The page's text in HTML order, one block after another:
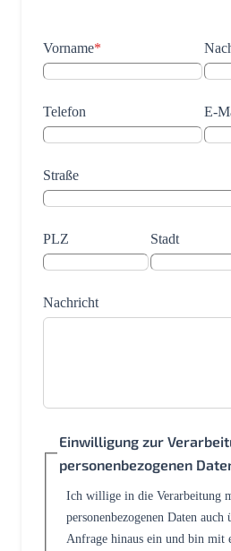
Vorname*
Telefon E-
Straße
PLZ Stadt
Nachricht
Einwilligung zur
personenbezogenen
Ich willige in die Verarbeitung
personenbezogenen Daten
Anfrage hinaus ein und bin mit